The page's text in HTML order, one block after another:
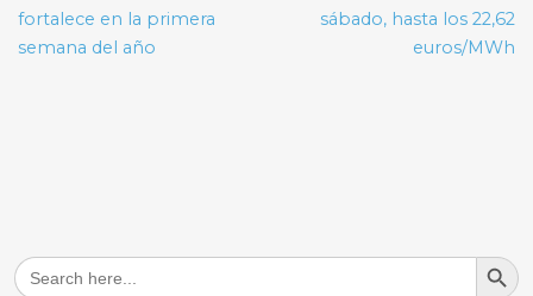
fortalece en la primera
semana del año
sábado, hasta los 22,62
euros/MWh
Search
for:
Search